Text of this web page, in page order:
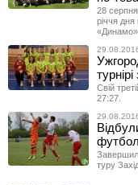
28
річчя дня
«Динамо»
Свій
27:27.
туру